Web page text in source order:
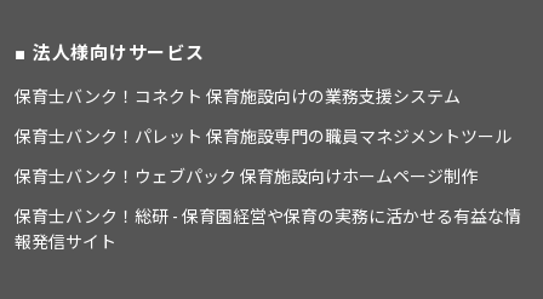
法人様向けサービス
保育士バンク！コネクト 保育施設向けの業務支援システム
保育士バンク！パレット 保育施設専門の職員マネジメントツール
保育士バンク！ウェブパック 保育施設向けホームページ制作
保育士バンク！総研 - 保育園経営や保育の実務に活かせる有益な情
報発信サイト